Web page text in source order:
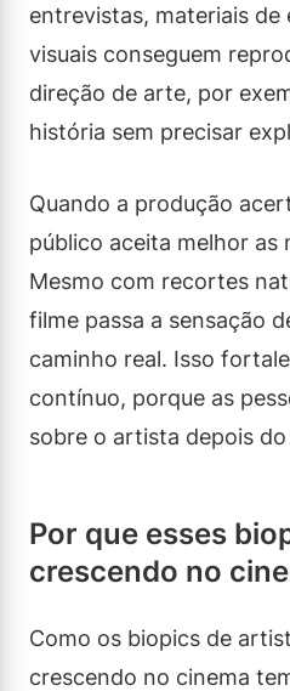
entrevistas, materiais de
visuais conseguem
direção de arte, por
história sem precisar
Quando a produção
público aceita melhor as
Mesmo com recortes
filme passa a sensação
caminho real. Isso
contínuo, porque as
sobre o artista depois
Por que esses
crescendo no
Como os biopics de
crescendo no cinema